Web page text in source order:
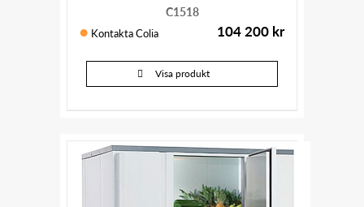
C1518
Kontakta Colia 104 200 kr
Visa produkt